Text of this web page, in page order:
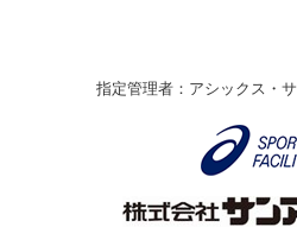
伊丹市総合体育大会 バレーボ
なわとびイベントを開催しまし
指定管理者：アシックス・